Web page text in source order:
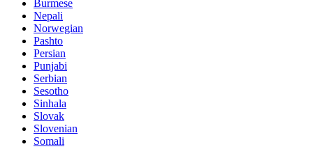
Burmese
Nepali
Norwegian
Pashto
Persian
Punjabi
Serbian
Sesotho
Sinhala
Slovak
Slovenian
Somali